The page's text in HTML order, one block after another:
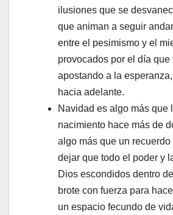
ilusiones que se
que animan a seguir
entre el pesimismo y el
provocados por el día
apostando a la
hacia adelante.
Navidad es algo más que
nacimiento hace más de
algo más que un
dejar que todo el poder y
Dios escondidos dentro
brote con fuerza para
un espacio fecundo de